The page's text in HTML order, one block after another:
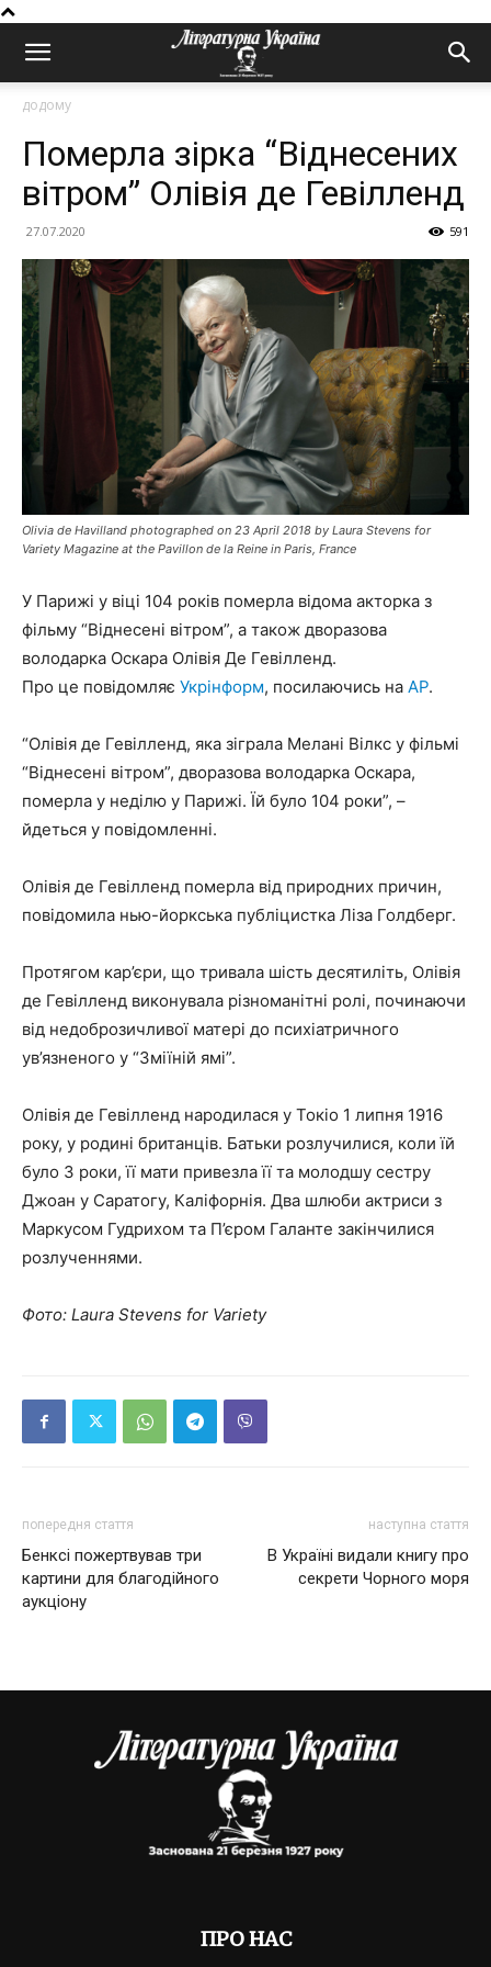
додому
Померла зірка “Віднесених
вітром” Олівія де Гевілленд
27.07.2020 591
Olivia de Havilland photographed on 23 April 2018 by Laura Stevens for
Variety Magazine at the Pavillon de la Reine in Paris, France
У Парижі у віці 104 років померла відома акторка з
фільму “Віднесені вітром”, а також дворазова
володарка Оскара Олівія Де Гевілленд.
Про це повідомляє Укрінформ, посилаючись на AP.
“Олівія де Гевілленд, яка зіграла Мелані Вілкс у фільмі
“Віднесені вітром”, дворазова володарка Оскара,
померла у неділю у Парижі. Їй було 104 роки”, –
йдеться у повідомленні.
Олівія де Гевілленд померла від природних причин,
повідомила нью-йоркська публіцистка Ліза Голдберг.
Протягом кар’єри, що тривала шість десятиліть, Олівія
де Гевілленд виконувала різноманітні ролі, починаючи
від недоброзичливої матері до психіатричного
ув’язненого у “Зміїній ямі”.
Олівія де Гевілленд народилася у Токіо 1 липня 1916
року, у родині британців. Батьки розлучилися, коли їй
було 3 роки, її мати привезла її та молодшу сестру
Джоан у Саратогу, Каліфорнія. Два шлюби актриси з
Маркусом Гудрихом та П’єром Галанте закінчилися
розлученнями.
Фото: Laura Stevens for Variety
попередня стаття
Бенксі пожертвував три
картини для благодійного
аукціону
наступна стаття
В Україні видали книгу про
секрети Чорного моря
ПРО НАС